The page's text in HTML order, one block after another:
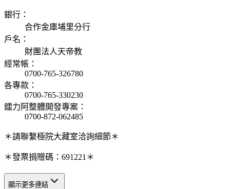
銀行 ：
合作金庫埔里分行
戶名 ：
財團法人天帝教
經常帳 ：
0700-765-326780
各專款 ：
0700-765-330230
鐳力阿整體開發專案 ：
0700-872-062485
＊請聯繫極院大藏室洽詢細節＊
＊發票捐贈碼：691221＊
顯示更多連結